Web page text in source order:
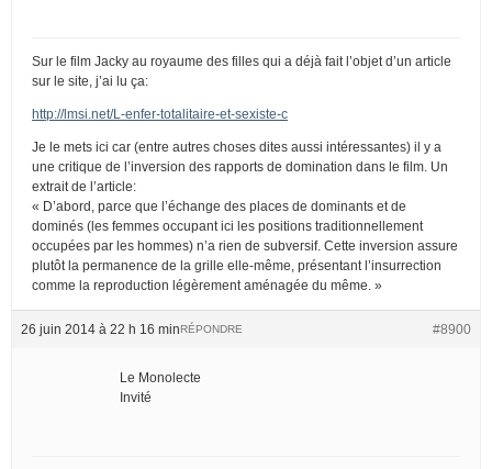
Sur le film Jacky au royaume des filles qui a déjà fait l’objet d’un article
sur le site, j’ai lu ça:
http://lmsi.net/L-enfer-totalitaire-et-sexiste-c
Je le mets ici car (entre autres choses dites aussi intéressantes) il y a
une critique de l’inversion des rapports de domination dans le film. Un
extrait de l’article:
« D’abord, parce que l’échange des places de dominants et de
dominés (les femmes occupant ici les positions traditionnellement
occupées par les hommes) n’a rien de subversif. Cette inversion assure
plutôt la permanence de la grille elle-même, présentant l’insurrection
comme la reproduction légèrement aménagée du même. »
26 juin 2014 à 22 h 16 min #8900
RÉPONDRE
Le Monolecte
Invité